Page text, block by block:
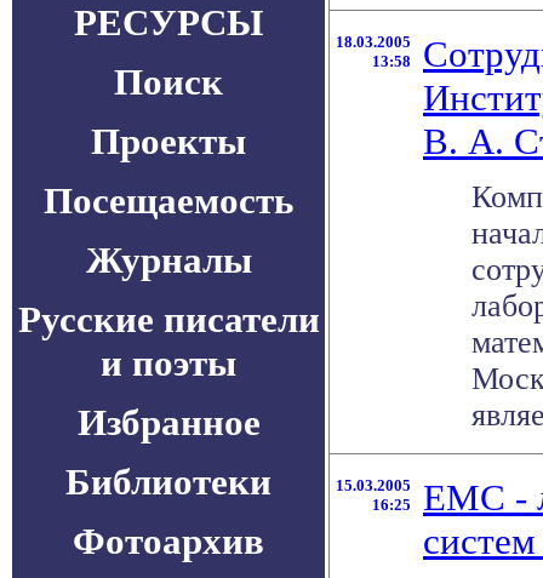
РЕСУРСЫ
Поиск
Проекты
Посещаемость
Журналы
Русские писатели
и поэты
Избранное
Библиотеки
Фотоархив
18.03.2005
13:58
В. А.
15.03.2005
16:25
EMC -